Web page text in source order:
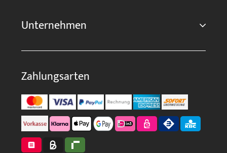
Unternehmen
Zahlungsarten